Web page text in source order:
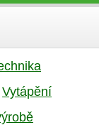
Vytápění